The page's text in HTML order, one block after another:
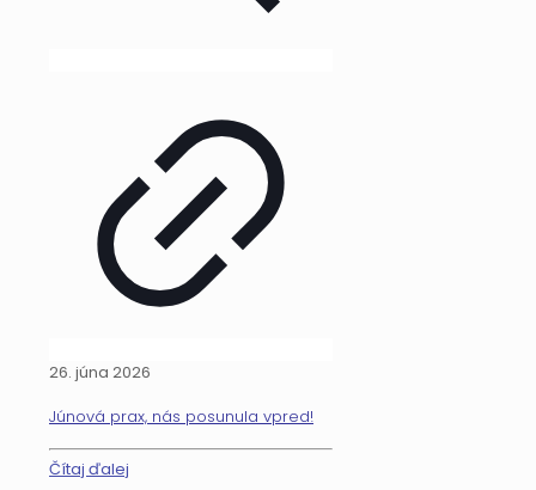
26. júna 2026
Júnová prax, nás posunula vpred!
Čítaj ďalej